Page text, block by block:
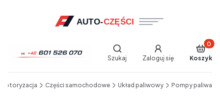
Otwórz wyszukiwarkę
Szukaj Zaloguj się Koszyk
Motoryzacja Części samochodowe Układ paliwowy Pompy paliwa